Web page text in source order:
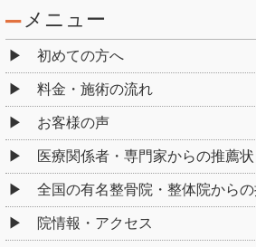
メニュー
初めての方へ
料金・施術の流れ
お客様の声
医療関係者・専門家からの推薦状
全国の有名整骨院・整体院から
院情報・アクセス